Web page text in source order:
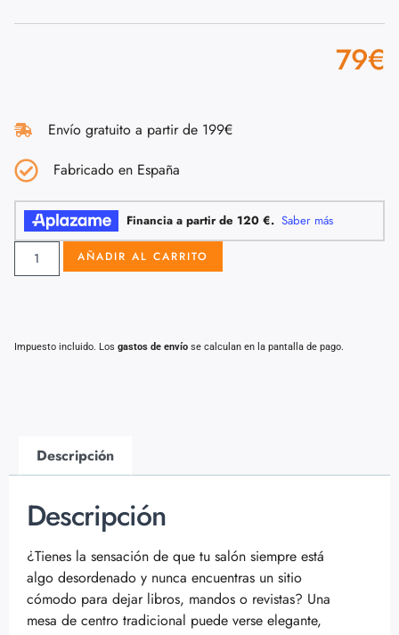
79€
Envío gratuito a partir de 199€
Fabricado en España
AÑADIR AL CARRITO
Impuesto incluido. Los gastos de envío se calculan en la pantalla de pago.
Descripción
Descripción
¿Tienes la sensación de que tu salón siempre está
algo desordenado y nunca encuentras un sitio
cómodo para dejar libros, mandos o revistas? Una
mesa de centro tradicional puede verse elegante,